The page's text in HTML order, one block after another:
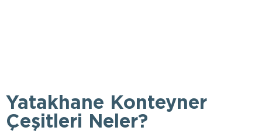
Yatakhane Konteyner
Çeşitleri Neler?